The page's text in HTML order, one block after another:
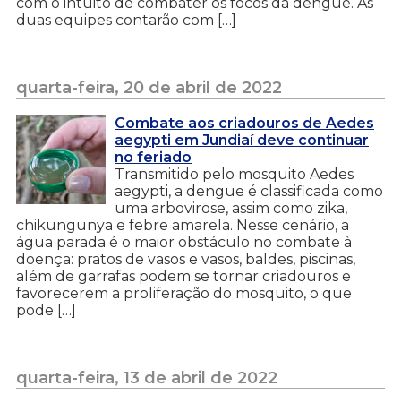
duas equipes contarão com […]
quarta-feira, 20 de abril de 2022
Combate aos criadouros de Aedes
aegypti em Jundiaí deve continuar
no feriado
Transmitido pelo mosquito Aedes
aegypti, a dengue é classificada como
uma arbovirose, assim como zika,
chikungunya e febre amarela. Nesse cenário, a
água parada é o maior obstáculo no combate à
doença: pratos de vasos e vasos, baldes, piscinas,
além de garrafas podem se tornar criadouros e
favorecerem a proliferação do mosquito, o que
pode […]
quarta-feira, 13 de abril de 2022